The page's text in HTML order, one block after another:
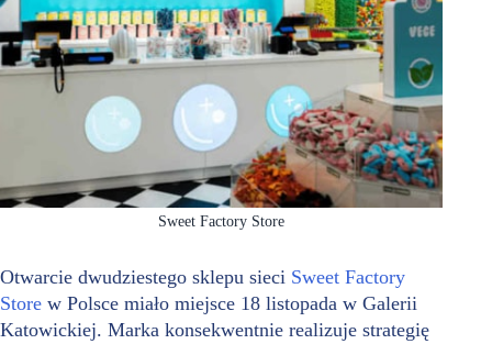
Sweet Factory Store
Otwarcie dwudziestego sklepu sieci Sweet Factory
Store w Polsce miało miejsce 18 listopada w Galerii
Katowickiej. Marka konsekwentnie realizuje strategię